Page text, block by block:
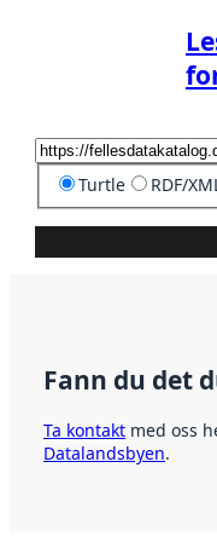
Turtle RDF/
Fann du det
Ta kontakt med oss
Datalandsbyen.